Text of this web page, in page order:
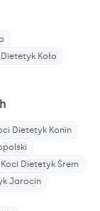
Dietetyk Koło
Dietetyk Konin
Koci Dietetyk Śrem
Jarocin